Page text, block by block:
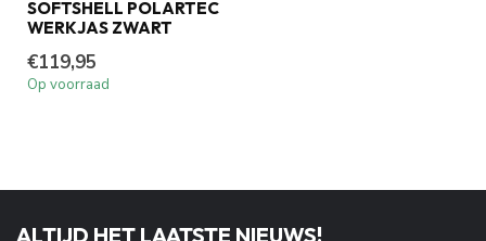
SOFTSHELL POLARTEC
WERKJAS ZWART
€119,95
Op voorraad
ALTIJD HET LAATSTE NIEUWS!